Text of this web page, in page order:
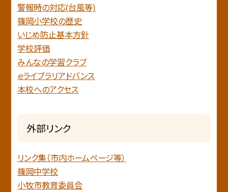
警報時の対応(台風等)
篠岡小学校の歴史
いじめ防止基本方針
学校評価
みんなの学習クラブ
ｅライブラリアドバンス
本校へのアクセス
外部リンク
リンク集（市内ホームページ等）
篠岡中学校
小牧市教育委員会